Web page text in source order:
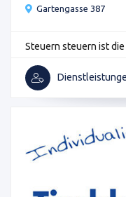
Gartengasse 387
Steuern steuern ist die